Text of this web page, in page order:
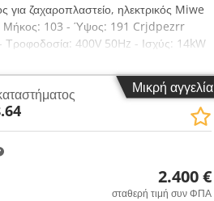
για ζαχαροπλαστείο, ηλεκτρικός Miwe
Μήκος: 103 - Ύψος: 191 Crjdpezrr
400V 50Hz - Ισχύς: 14kW
μεταφορά. Η αναγραφόμενη τιμή
Στην ποικιλία μας θα βρείτε:
ζαχαροπλαστικής, φούρνους
φούρνους αερίου, φούρνους με
παραγωγής ψωμιού, γραμμές παραγωγής
για ψωμί μπαγκέτα,
Εάν επιθυμείτε να δείτε την πλήρη
Μικρή αγγελία
2.400 €
σταθερή τιμή συν ΦΠΑ